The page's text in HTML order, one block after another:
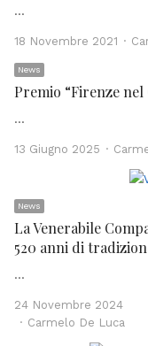
…
18 Novembre 2021
News
Premio “Firenze nel
…
13 Giugno 2025
News
La Venerabile
520 anni di
…
24 Novembre 2024
Author
Carmelo De Luca